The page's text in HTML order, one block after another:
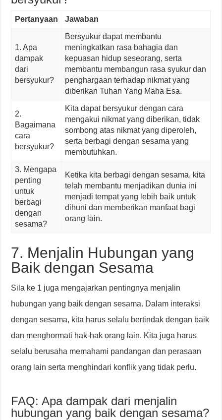
Pertanyaan Jawaban
1. Apa
dampak
dari
bersyukur?
Bersyukur dapat membantu
meningkatkan rasa bahagia dan
kepuasan hidup seseorang, serta
membantu membangun rasa syukur dan
penghargaan terhadap nikmat yang
diberikan Tuhan Yang Maha Esa.
2.
Bagaimana
cara
bersyukur?
Kita dapat bersyukur dengan cara
mengakui nikmat yang diberikan, tidak
sombong atas nikmat yang diperoleh,
serta berbagi dengan sesama yang
membutuhkan.
3. Mengapa
penting
untuk
berbagi
dengan
sesama?
Ketika kita berbagi dengan sesama, kita
telah membantu menjadikan dunia ini
menjadi tempat yang lebih baik untuk
dihuni dan memberikan manfaat bagi
orang lain.
7. Menjalin Hubungan yang
Baik dengan Sesama
Sila ke 1 juga mengajarkan pentingnya menjalin
hubungan yang baik dengan sesama. Dalam interaksi
dengan sesama, kita harus selalu bertindak dengan baik
dan menghormati hak-hak orang lain. Kita juga harus
selalu berusaha memahami pandangan dan perasaan
orang lain serta menghindari konflik yang tidak perlu.
FAQ: Apa dampak dari menjalin
hubungan yang baik dengan sesama?